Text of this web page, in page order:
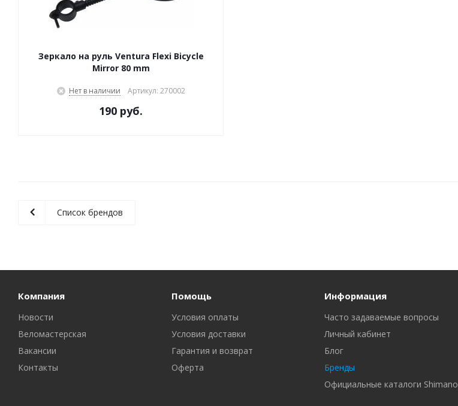
Зеркало на руль Ventura Flexi Bicycle
Mirror 80 mm
Нет в наличии Артикул: 270002
190 руб.
Список брендов
Компания
Новости
Веломастерская
Вакансии
Контакты
Помощь
Условия оплаты
Условия доставки
Гарантия и возврат
Оферта
Информация
Часто задаваемые вопросы
Личный кабинет
Блог
Бренды
Официальные каталоги Shimano